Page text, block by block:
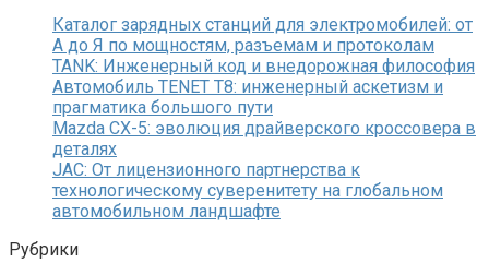
Каталог зарядных станций для электромобилей: от
А до Я по мощностям, разъемам и протоколам
TANK: Инженерный код и внедорожная философия
Автомобиль TENET T8: инженерный аскетизм и
прагматика большого пути
Mazda CX-5: эволюция драйверского кроссовера в
деталях
JAC: От лицензионного партнерства к
технологическому суверенитету на глобальном
автомобильном ландшафте
Рубрики